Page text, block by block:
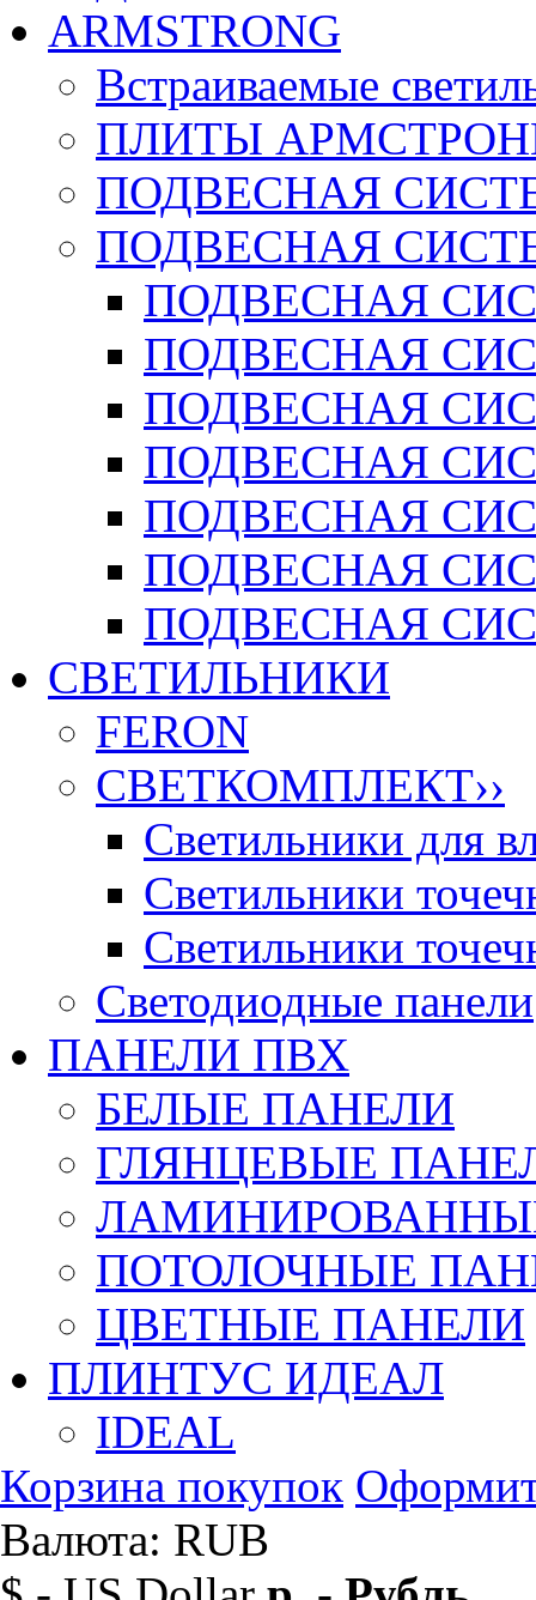
ARMSTRONG
Встраиваемые
ПЛИТЫ
ПОДВЕСНАЯ
ПОДВЕСНАЯ
ПОДВЕСНАЯ
ПОДВЕСНАЯ
ПОДВЕСНАЯ
ПОДВЕСНАЯ
ПОДВЕСНАЯ
ПОДВЕСНАЯ
ПОДВЕСНАЯ
СВЕТИЛЬНИКИ
FERON
СВЕТКОМПЛЕКТ››
Светильники для
Светильники
Светильники
Светодиодные панели
ПАНЕЛИ ПВХ
БЕЛЫЕ ПАНЕЛИ
ГЛЯНЦЕВЫЕ
ПОТОЛОЧНЫЕ
ЦВЕТНЫЕ ПАНЕЛИ
ПЛИНТУС ИДЕАЛ
IDEAL
Корзина покупок
Валюта: RUB